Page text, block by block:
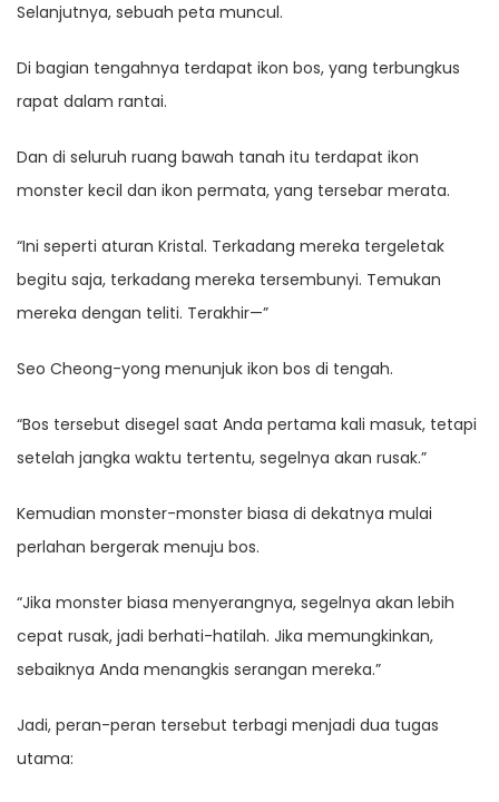
Selanjutnya, sebuah peta muncul.
Di bagian tengahnya terdapat ikon bos, yang terbungkus
rapat dalam rantai.
Dan di seluruh ruang bawah tanah itu terdapat ikon
monster kecil dan ikon permata, yang tersebar merata.
“Ini seperti aturan Kristal. Terkadang mereka tergeletak
begitu saja, terkadang mereka tersembunyi. Temukan
mereka dengan teliti. Terakhir—”
Seo Cheong-yong menunjuk ikon bos di tengah.
“Bos tersebut disegel saat Anda pertama kali masuk, tetapi
setelah jangka waktu tertentu, segelnya akan rusak.”
Kemudian monster-monster biasa di dekatnya mulai
perlahan bergerak menuju bos.
“Jika monster biasa menyerangnya, segelnya akan lebih
cepat rusak, jadi berhati-hatilah. Jika memungkinkan,
sebaiknya Anda menangkis serangan mereka.”
Jadi, peran-peran tersebut terbagi menjadi dua tugas
utama: